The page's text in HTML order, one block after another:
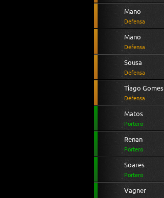
Mano
Defensa
Mano
Defensa
Sousa
Defensa
Tiago Gomes
Defensa
Matos
Portero
Renan
Portero
Soares
Portero
Vagner